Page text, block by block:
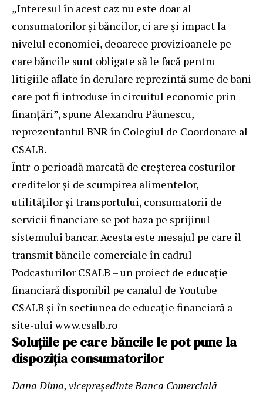
„Interesul în acest caz nu este doar al
consumatorilor și băncilor, ci are și impact la
nivelul economiei, deoarece provizioanele pe
care băncile sunt obligate să le facă pentru
litigiile aflate în derulare reprezintă sume de bani
care pot fi introduse în circuitul economic prin
finanțări”, spune Alexandru Păunescu,
reprezentantul BNR în Colegiul de Coordonare al
CSALB.
Într-o perioadă marcată de creșterea costurilor
creditelor și de scumpirea alimentelor,
utilităților și transportului, consumatorii de
servicii financiare se pot baza pe sprijinul
sistemului bancar. Acesta este mesajul pe care îl
transmit băncile comerciale în cadrul
Podcasturilor CSALB – un proiect de educație
financiară disponibil pe canalul de Youtube
CSALB și în sectiunea de educație financiară a
site-uluiwww.csalb.ro
Soluțiile pe care băncile le pot pune la
dispoziția consumatorilor
Dana Dima, vicepreședinte Banca Comercială